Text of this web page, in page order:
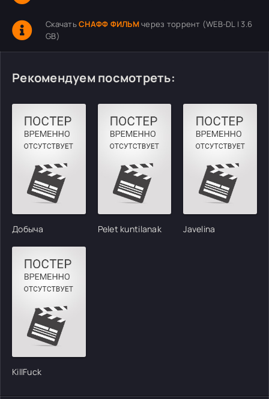
СкачатьСНАФФ ФИЛЬМчерез торрент (WEB-DL | 3.6
GB)
Рекомендуем посмотреть:
Добыча Pelet kuntilanak Javelina
KillFuck